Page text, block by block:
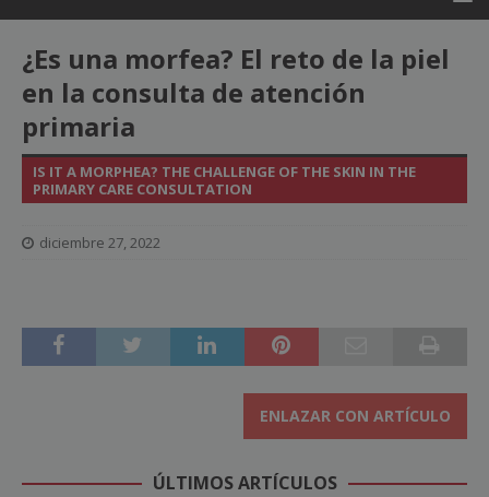
¿Es una morfea? El reto de la piel
en la consulta de atención
primaria
IS IT A MORPHEA? THE CHALLENGE OF THE SKIN IN THE
PRIMARY CARE CONSULTATION
diciembre 27, 2022
ENLAZAR CON ARTÍCULO
ÚLTIMOS ARTÍCULOS